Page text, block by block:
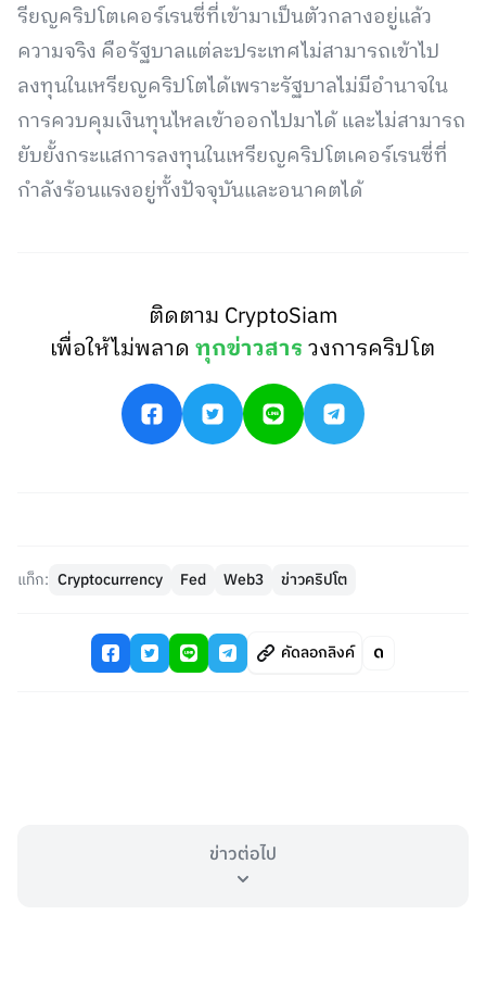
รียญคริปโตเคอร์เรนซี่ที่เข้ามาเป็นตัวกลางอยู่แล้ว
ความจริง คือรัฐบาลแต่ละประเทศไม่สามารถเข้าไป
ลงทุนในเหรียญคริปโตได้เพราะรัฐบาลไม่มีอำนาจใน
การควบคุมเงินทุนไหลเข้าออกไปมาได้ และไม่สามารถ
ยับยั้งกระแสการลงทุนในเหรียญคริปโตเคอร์เรนซี่ที่
กำลังร้อนแรงอยู่ทั้งปัจจุบันและอนาคตได้
ติดตาม CryptoSiam
เพื่อให้ไม่พลาดทุกข่าวสารวงการคริปโต
แท็ก: Cryptocurrency Fed Web3 ข่าวคริปโต
คัดลอกลิงค์
ข่าวต่อไป